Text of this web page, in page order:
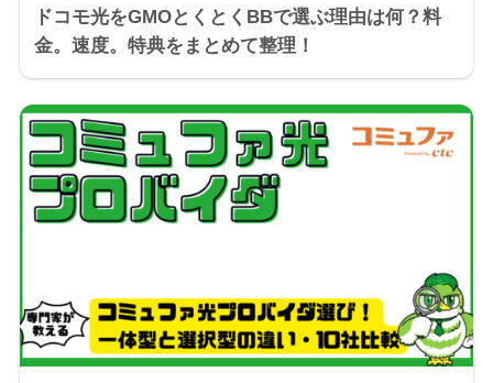
ドコモ光をGMOとくとくBBで選ぶ理由は何？料
金。速度。特典をまとめて整理！